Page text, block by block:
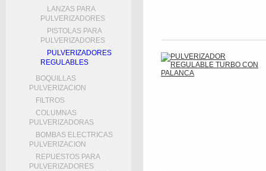
LANZAS PARA
PULVERIZADORES
PISTOLAS PARA
PULVERIZADORES
PULVERIZADORES
REGULABLES
BOQUILLAS
PULVERIZACION
FILTROS
COLUMNAS
PULVERIZADORAS
BOMBAS ELECTRICAS
PULVERIZACION
REPUESTOS PARA
PULVERIZADORES